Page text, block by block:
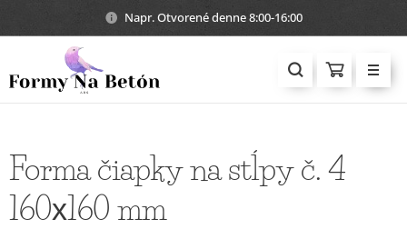
Napr. Otvorené denne 8:00-16:00
Forma čiapky na stĺpy č. 4
160х160 mm